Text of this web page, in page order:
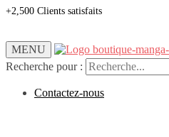
+2,500 Clients satisfaits
MENU
Recherche pour :
Contactez-nous